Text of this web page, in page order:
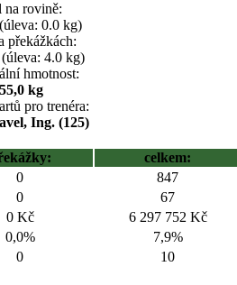
na rovině:
(úleva: 0.0 kg)
překážkách:
4.0 kg)
hmotnost:
55,0 kg
pro trenéra:
Ing. (125)
celkem:
0
847
0
67
0 Kč
6 297 752 Kč
0,0%
7,9%
0
10